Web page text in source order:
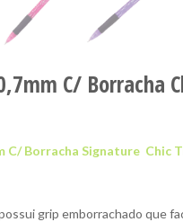
C/ Borracha
C/ Borracha Signature Chic
grip emborrachado que